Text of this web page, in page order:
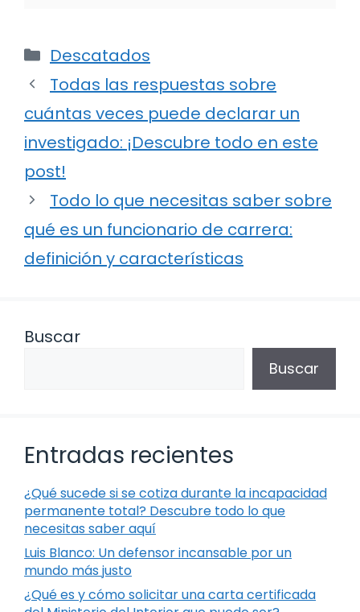
Categorías
Descatados
Todas las respuestas sobre
cuántas veces puede declarar un
investigado: ¡Descubre todo en este
post!
Todo lo que necesitas saber sobre
qué es un funcionario de carrera:
definición y características
Buscar
Buscar
Entradas recientes
¿Qué sucede si se cotiza durante la incapacidad
permanente total? Descubre todo lo que
necesitas saber aquí
Luis Blanco: Un defensor incansable por un
mundo más justo
¿Qué es y cómo solicitar una carta certificada